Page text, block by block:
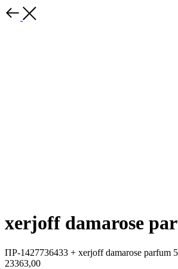
xerjoff damarose
ПР-1427736433 + xerjoff damarose parfum
23363,00